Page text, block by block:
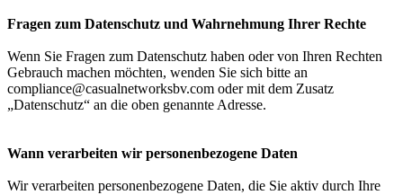
Fragen zum Datenschutz und Wahrnehmung Ihrer Rechte
Wenn Sie Fragen zum Datenschutz haben oder von Ihren Rechten
Gebrauch machen möchten, wenden Sie sich bitte an
compliance@casualnetworksbv.com oder mit dem Zusatz
„Datenschutz“ an die oben genannte Adresse.
Wann verarbeiten wir personenbezogene Daten
Wir verarbeiten personenbezogene Daten, die Sie aktiv durch Ihre